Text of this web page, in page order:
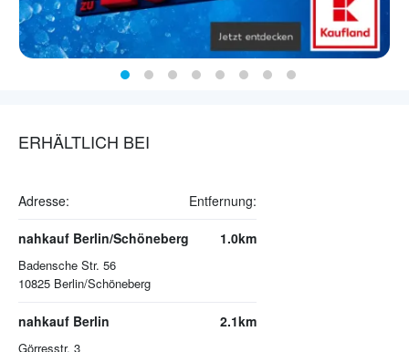
ERHÄLTLICH BEI
Adresse: Entfernung:
nahkauf Berlin/Schöneberg
Badensche Str. 56
10825 Berlin/Schöneberg
1.0km
nahkauf Berlin
Görresstr. 3
2.1km